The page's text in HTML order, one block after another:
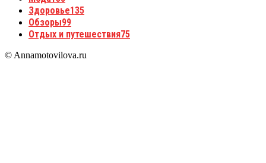
Здоровье135
Обзоры99
Отдых и путешествия75
© Annamotovilova.ru